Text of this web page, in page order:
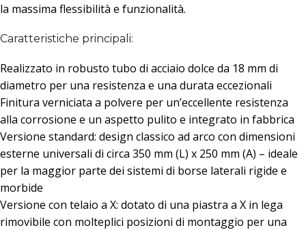
la massima flessibilità e funzionalità.
Caratteristiche principali:
Realizzato in robusto tubo di acciaio dolce da 18 mm di
diametro per una resistenza e una durata eccezionali
Finitura verniciata a polvere per un’eccellente resistenza
alla corrosione e un aspetto pulito e integrato in fabbrica
Versione standard: design classico ad arco con dimensioni
esterne universali di circa 350 mm (L) x 250 mm (A) – ideale
per la maggior parte dei sistemi di borse laterali rigide e
morbide
Versione con telaio a X: dotato di una piastra a X in lega
rimovibile con molteplici posizioni di montaggio per una